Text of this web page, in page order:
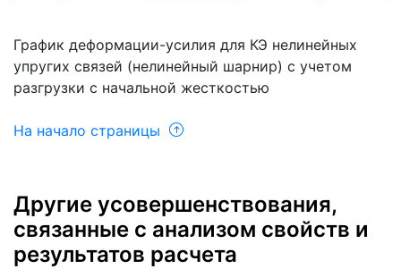
График деформации-усилия для КЭ нелинейных
упругих связей (нелинейный шарнир) с учетом
разгрузки с начальной жесткостью
На начало страницы
Другие усовершенствования,
связанные с анализом свойств и
результатов расчета